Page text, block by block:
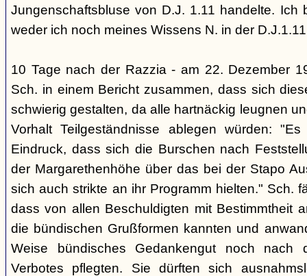
Jungenschaftsbluse von D.J. 1.11 handelte. Ich
weder ich noch meines Wissens N. in der
10 Tage nach der Razzia - am 22. Dezember
Sch. in einem Bericht zusammen, dass sich
schwierig gestalten, da alle hartnäckig leugnen
Vorhalt Teilgeständnisse ablegen würden:
Eindruck, dass sich die Burschen nach
der Margarethenhöhe über das bei der Stapo
sich auch strikte an ihr Programm hielten." Sch.
dass von allen Beschuldigten mit Bestimmtheit
die bündischen Grußformen kannten und
Weise bündisches Gedankengut noch nach
Verbotes pflegten. Sie dürften sich